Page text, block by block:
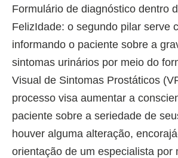
Formulário de diagnóstico dentro
FelizIdade: o segundo pilar serve
informando o paciente sobre a
sintomas urinários por meio do
Visual de Sintomas Prostáticos
processo visa aumentar a
paciente sobre a seriedade de
houver alguma alteração,
orientação de um especialista por